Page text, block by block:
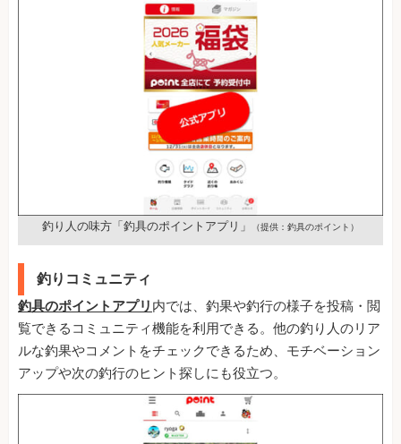
釣り人の味方「釣具のポイントアプリ」 （提供：釣具のポイント）
釣りコミュニティ
釣具のポイントアプリ 内では、釣果や釣行の様子を投稿・閲
覧できるコミュニティ機能を利用できる。他の釣り人のリア
ルな釣果やコメントをチェックできるため、モチベーション
アップや次の釣行のヒント探しにも役立つ。